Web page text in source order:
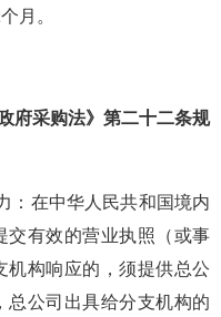
个月。
府采购法》第二十二条规
：在中华人民共和国境内
交有效的营业执照（或事
机构响应的，须提供总公
总公司出具给分支机构的